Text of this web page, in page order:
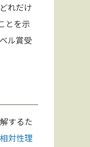
れだけ
とを示
ル賞受
するた
相対性理